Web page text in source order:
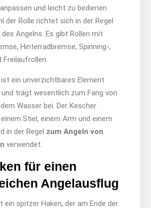
und leicht zu bedienen
der Rolle richtet sich in der Regel
Angelns. Es gibt Rollen mit
Hinterradbremse, Spinning-,
Freilaufrollen.
ein unverzichtbares Element
trägt wesentlich zum Fang von
Wasser bei. Der Kescher
Stiel, einem Arm und einem
in der Regel zum Angeln von
verwendet.
für einen
Angelausflug
ein spitzer Haken, der am Ende der